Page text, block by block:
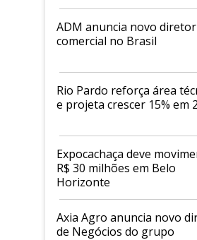
ADM anuncia novo diretor
comercial no Brasil
Rio Pardo reforça área
e projeta crescer 15% em
Expocachaça deve
R$ 30 milhões em Belo
Horizonte
Axia Agro anuncia novo
de Negócios do grupo